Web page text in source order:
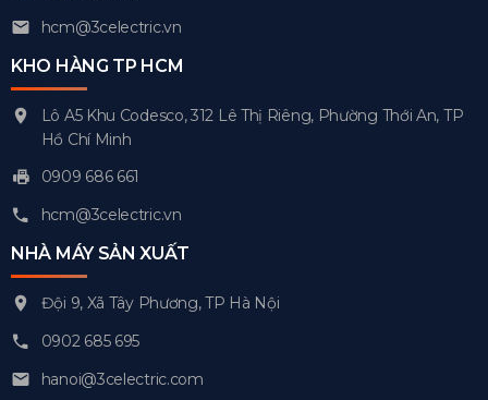
hcm@3celectric.vn
KHO HÀNG TP HCM
Lô A5 Khu Codesco, 312 Lê Thị Riêng, Phường Thới An, TP
Hồ Chí Minh
0909 686 661
hcm@3celectric.vn
NHÀ MÁY SẢN XUẤT
Đội 9, Xã Tây Phương, TP Hà Nội
0902 685 695
hanoi@3celectric.com